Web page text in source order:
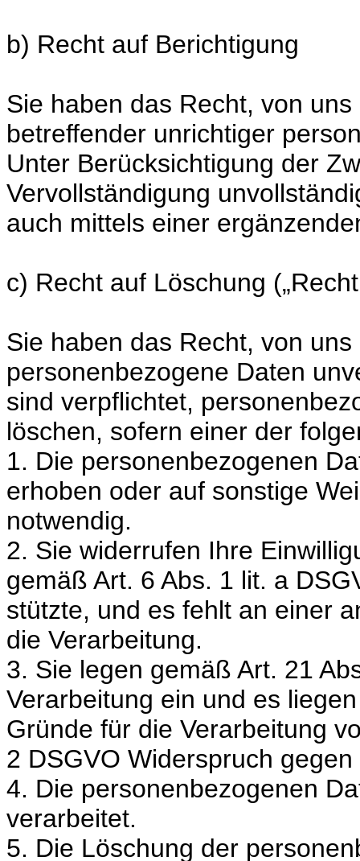
b) Recht auf Berichtigung
Sie haben das Recht, von
betreffender unrichtiger
Unter Berücksichtigung der
Vervollständigung
auch mittels einer
c) Recht auf Löschung
Sie haben das Recht, von
personenbezogene Daten
sind verpflichtet,
löschen, sofern einer der
1. Die personenbezogenen
erhoben oder auf sonstige
notwendig.
2. Sie widerrufen Ihre
gemäß Art. 6 Abs. 1 lit. a
stützte, und es fehlt an einer
die Verarbeitung.
3. Sie legen gemäß Art. 21
Verarbeitung ein und es
Gründe für die Verarbeitung
2 DSGVO Widerspruch
4. Die personenbezogenen
verarbeitet.
5. Die Löschung der